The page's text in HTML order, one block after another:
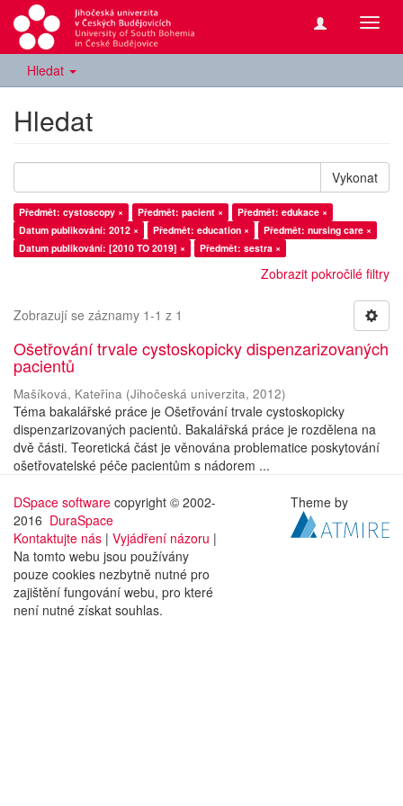
Hledat
Hledat
Vykonat
Předmět: cystoscopy × Předmět: pacient ×
Předmět: edukace ×
Datum publikování: 2012 ×
Předmět: education ×
Předmět: nursing care ×
Datum publikování: [2010 TO 2019] ×
Předmět: sestra ×
Zobrazit pokročilé filtry
Zobrazují se záznamy 1-1 z 1
Ošetřování trvale cystoskopicky dispenzarizovaných
pacientů
Mašíková, Kateřina (Jihočeská univerzita, 2012)
Téma bakalářské práce je Ošetřování trvale cystoskopicky
dispenzarizovaných pacientů. Bakalářská práce je rozdělena na
dvě části. Teoretická část je věnována problematice poskytování
ošetřovatelské péče pacientům s nádorem ...
DSpace software copyright © 2002-
2016 DuraSpace
Kontaktujte nás | Vyjádření názoru |
Na tomto webu jsou používány
pouze cookies nezbytně nutné pro
zajištění fungování webu, pro které
není nutné získat souhlas.
Theme by